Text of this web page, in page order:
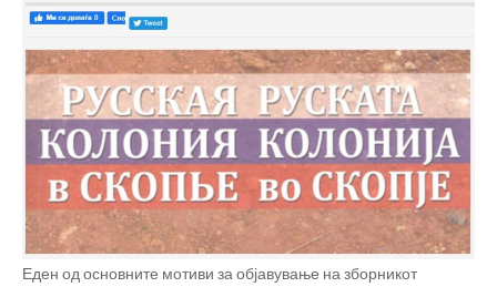
Еден од основните мотиви за објавување на зборникот